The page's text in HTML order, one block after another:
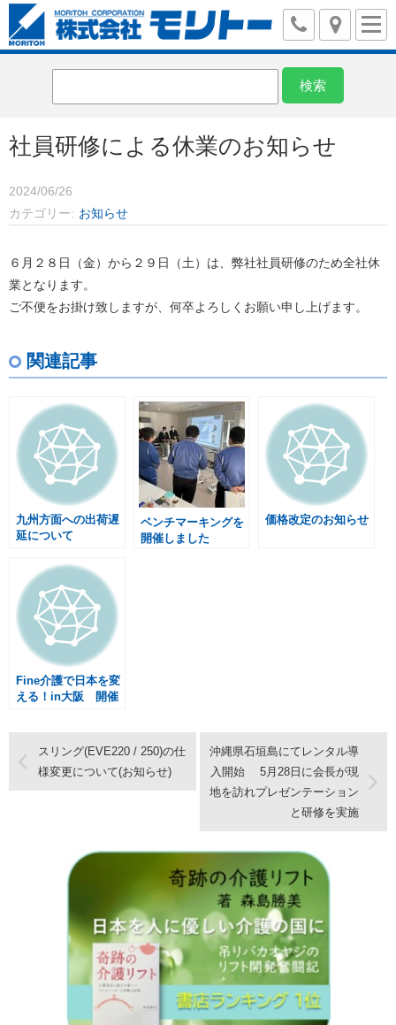
社員研修による休業のお知らせ
2024/06/26
カテゴリー
お知らせ
６月２８日（金）から２９日（土）は、弊社社員研修のため全社休
業となります。
ご不便をお掛け致しますが、何卒よろしくお願い申し上げます。
関連記事
九州方面への出荷遅
延について
ベンチマーキングを
開催しました
価格改定のお知らせ
Fine介護で日本を変
える！in大阪 開催
スリング(EVE220 / 250)の仕
様変更について(お知らせ)
沖縄県石垣島にてレンタル導
入開始 5月28日に会長が現
地を訪れプレゼンテーション
と研修を実施